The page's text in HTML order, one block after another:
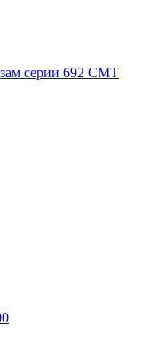
серии 692 CMT